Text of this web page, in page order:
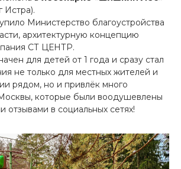
Истра).
Министерство благоустройства
архитектурную концепцию
СТ ЦЕНТР.
для детей от 1 года и сразу стал
не только для местных жителей и
рядом, но и привлёк много
которые были воодушевлены
отзывами в социальных сетях!